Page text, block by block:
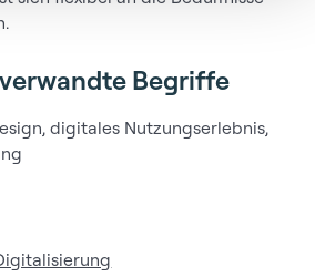
Begriffe
digitales Nutzungserlebnis,